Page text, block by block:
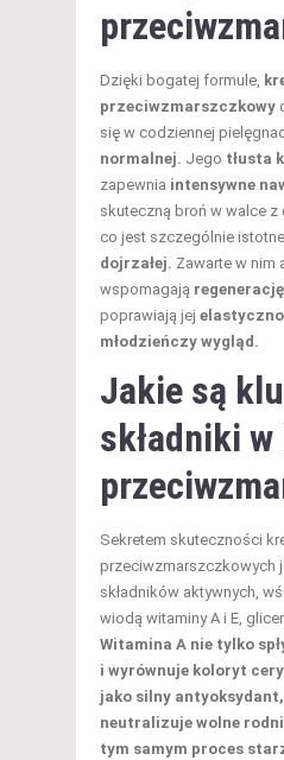
Dzięki bogatej formule,
przeciwzmarszczkowy
się w codziennej
normalnej. Jego tłusta
zapewnia intensywne
skuteczną broń w walce z
co jest szczególnie
dojrzałej. Zawarte w nim
wspomagają
poprawiają jej
młodzieńczy wygląd.
Jakie są
składniki
Sekretem skuteczności
przeciwzmarszczkowych
składników aktywnych,
wiodą witaminy A i E,
Witamina A nie tylko
i wyrównuje koloryt
jako silny
neutralizuje wolne
tym samym proces